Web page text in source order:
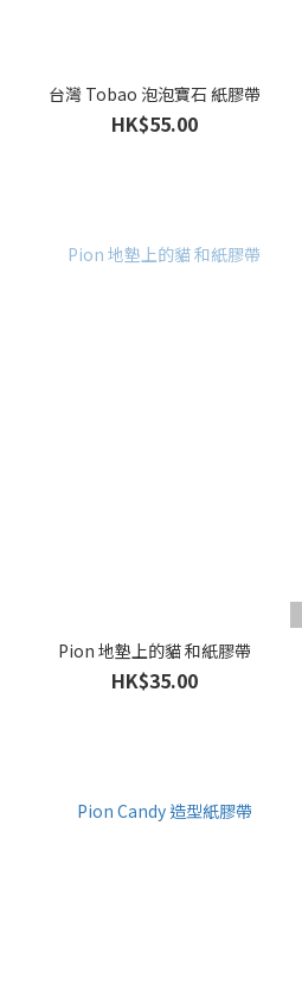
台灣 Tobao 泡泡寶石 紙膠帶
HK$55.00
Pion 地墊上的貓 和紙膠帶
HK$35.00